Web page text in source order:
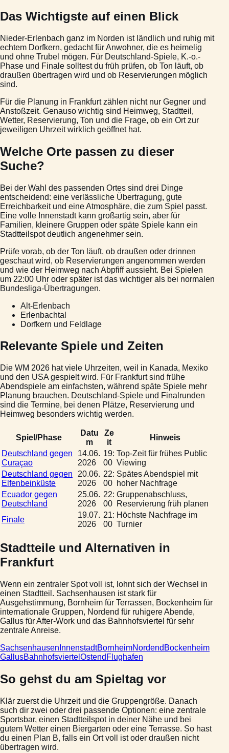
Das Wichtigste auf einen Blick
Nieder-Erlenbach ganz im Norden ist ländlich und ruhig mit
echtem Dorfkern, gedacht für Anwohner, die es heimelig
und ohne Trubel mögen. Für Deutschland-Spiele, K.-o.-
Phase und Finale solltest du früh prüfen, ob Ton läuft, ob
draußen übertragen wird und ob Reservierungen möglich
sind.
Für die Planung in Frankfurt zählen nicht nur Gegner und
Anstoßzeit. Genauso wichtig sind Heimweg, Stadtteil,
Wetter, Reservierung, Ton und die Frage, ob ein Ort zur
jeweiligen Uhrzeit wirklich geöffnet hat.
Welche Orte passen zu dieser
Suche?
Bei der Wahl des passenden Ortes sind drei Dinge
entscheidend: eine verlässliche Übertragung, gute
Erreichbarkeit und eine Atmosphäre, die zum Spiel passt.
Eine volle Innenstadt kann großartig sein, aber für
Familien, kleinere Gruppen oder späte Spiele kann ein
Stadtteilspot deutlich angenehmer sein.
Prüfe vorab, ob der Ton läuft, ob draußen oder drinnen
geschaut wird, ob Reservierungen angenommen werden
und wie der Heimweg nach Abpfiff aussieht. Bei Spielen
um 22:00 Uhr oder später ist das wichtiger als bei normalen
Bundesliga-Übertragungen.
Alt-Erlenbach
Erlenbachtal
Dorfkern und Feldlage
Relevante Spiele und Zeiten
Die WM 2026 hat viele Uhrzeiten, weil in Kanada, Mexiko
und den USA gespielt wird. Für Frankfurt sind frühe
Abendspiele am einfachsten, während späte Spiele mehr
Planung brauchen. Deutschland-Spiele und Finalrunden
sind die Termine, bei denen Plätze, Reservierung und
Heimweg besonders wichtig werden.
Spiel/Phase
Datu
m
Ze
it
Hinweis
Deutschland gegen
Curaçao
14.06.
2026
19:
00
Top-Zeit für frühes Public
Viewing
Deutschland gegen
Elfenbeinküste
20.06.
2026
22:
00
Spätes Abendspiel mit
hoher Nachfrage
Ecuador gegen
Deutschland
25.06.
2026
22:
00
Gruppenabschluss,
Reservierung früh planen
Finale
19.07.
2026
21:
00
Höchste Nachfrage im
Turnier
Stadtteile und Alternativen in
Frankfurt
Wenn ein zentraler Spot voll ist, lohnt sich der Wechsel in
einen Stadtteil. Sachsenhausen ist stark für
Ausgehstimmung, Bornheim für Terrassen, Bockenheim für
internationale Gruppen, Nordend für ruhigere Abende,
Gallus für After-Work und das Bahnhofsviertel für sehr
zentrale Anreise.
Sachsenhausen InnenstadtBornheimNordend Bockenheim
GallusBahnhofsviertel Ostend Flughafen
So gehst du am Spieltag vor
Klär zuerst die Uhrzeit und die Gruppengröße. Danach
such dir zwei oder drei passende Optionen: eine zentrale
Sportsbar, einen Stadtteilspot in deiner Nähe und bei
gutem Wetter einen Biergarten oder eine Terrasse. So hast
du einen Plan B, falls ein Ort voll ist oder draußen nicht
übertragen wird.